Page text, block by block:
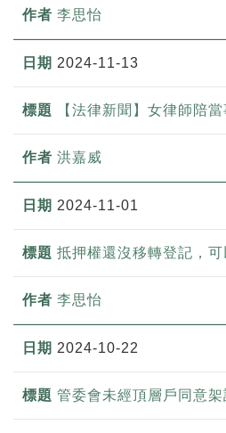
李思怡
2024-11-13
【法律新聞】女律師陪
洪嘉威
2024-11-01
抵押權還沒移轉登記，
李思怡
2024-10-22
管委會未經頂層戶同意